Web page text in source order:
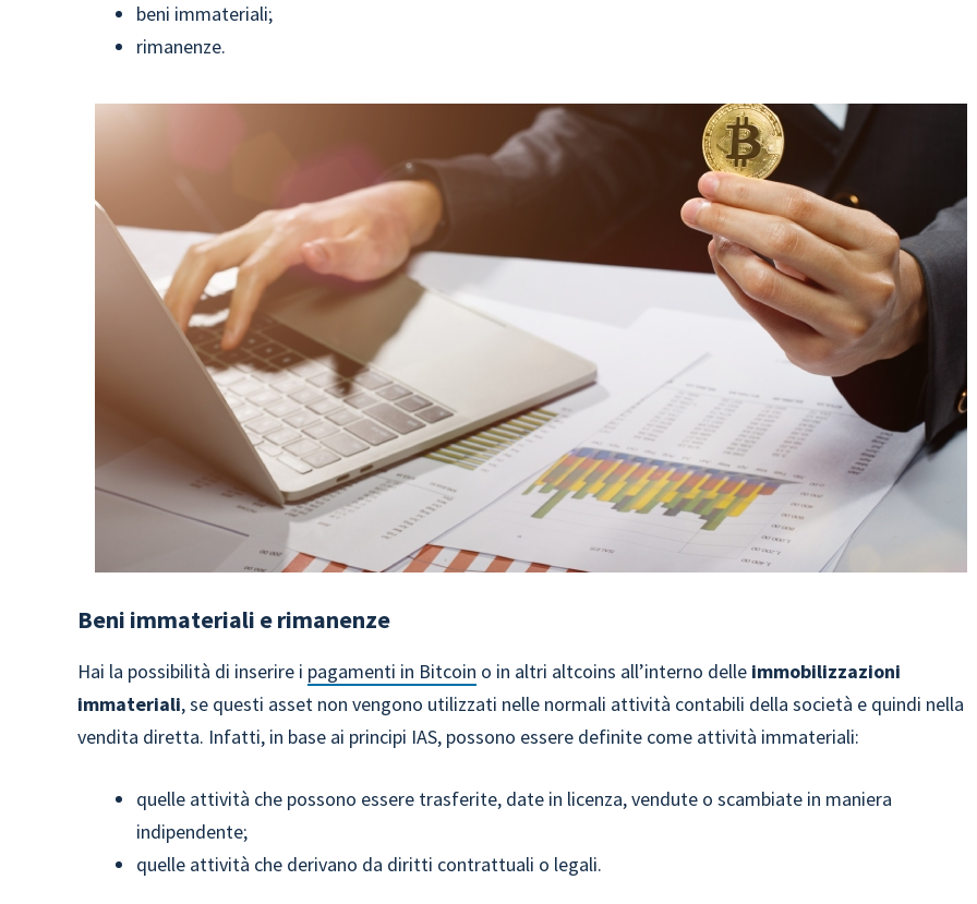
beni immateriali;
rimanenze.
Beni immateriali e rimanenze
Hai la possibilità di inserire i pagamenti in Bitcoin o in altri altcoins all’interno delle immobilizzazioni
immateriali, se questi asset non vengono utilizzati nelle normali attività contabili della società e quindi nella
vendita diretta. Infatti, in base ai principi IAS, possono essere definite come attività immateriali:
quelle attività che possono essere trasferite, date in licenza, vendute o scambiate in maniera
indipendente;
quelle attività che derivano da diritti contrattuali o legali.